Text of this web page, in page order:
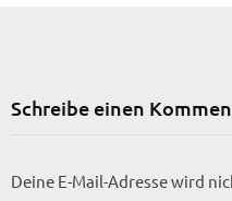
Schreibe einen
Deine E-Mail-Adresse wird